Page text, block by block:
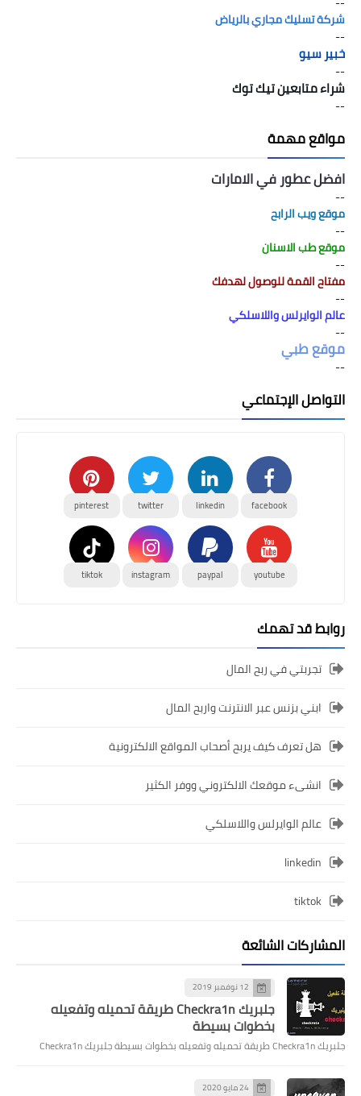
شركة تسليك مجاري بالرياض
--
خبير سيو
--
شراء متابعين تيك توك
--
مواقع مهمة
افضل عطور في الامارات
--
موقع ويب الرابح
--
موقع طب الاسنان
--
مفتاح القمة للوصول لهدفك
--
عالم الوايرلس واللاسلكي
--
موقع طبي
--
التواصل الإجتماعي
facebook
linkedin
twitter
pinterest
youtube
paypal
instagram
tiktok
روابط قد تهمك
تجربتي في ربح المال
ابني بزنس عبر الانترنت واربح المال
هل تعرف كيف يربح أصحاب المواقع الالكترونية
انشىء موقعك الالكتروني ووفر الكثير
عالم الوايرلس واللاسلكي
linkedin
tiktok
المشاركات الشائعة
12 نوفمبر 2019
جلبريك Checkra1n طريقة تحميله وتفعيله
بخطوات بسيطة
جلبريك Checkra1n طريقة تحميله وتفعيله بخطوات بسيطة جلبريك Checkra1n
24 مايو 2020